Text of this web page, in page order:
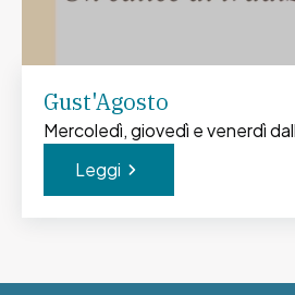
Gust'Agosto
Mercoledì, giovedì e venerdì
Leggi